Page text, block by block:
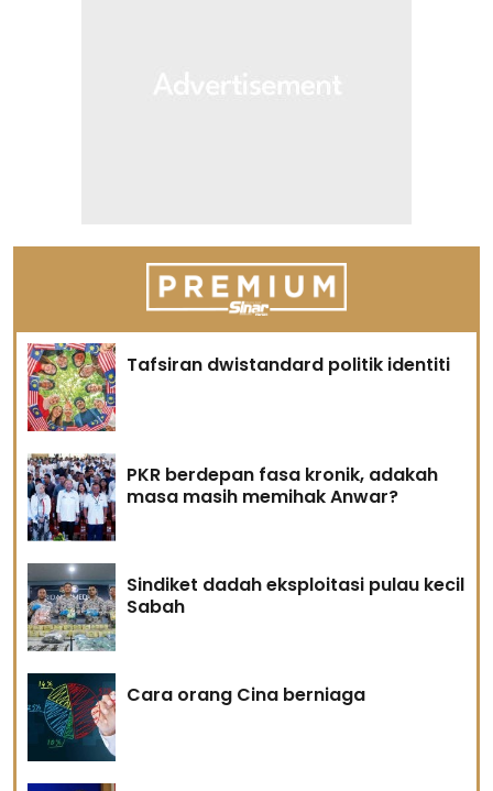
Tafsiran dwistandard politik identiti
PKR berdepan fasa kronik, adakah
masa masih memihak Anwar?
Sindiket dadah eksploitasi pulau kecil
Sabah
Cara orang Cina berniaga